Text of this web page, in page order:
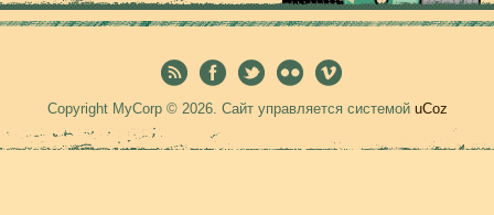
Copyright MyCorp © 2026. Сайт управляется системой uCoz